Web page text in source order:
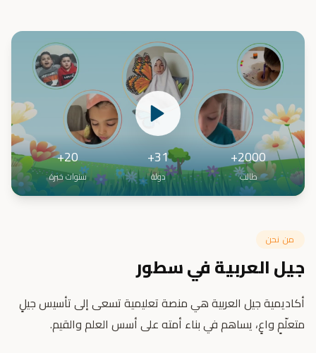
2000+
طالب
31+
دولة
20+
سنوات خبرة
من نحن
جيل العربية في سطور
أكاديمية جيل العربية هي منصة تعليمية تسعى إلى تأسيس جيلٍ